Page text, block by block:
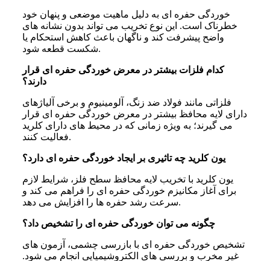
خوردگی حفره ای به دلیل ماهیت موضعی و پنهان خود
خطرناک است. این نوع تخریب می تواند بدون نشانه های
واضح پیشرفت کند و ناگهان باعث کاهش استحکام یا
شکست قطعه شود.
کدام فلزات بیشتر در معرض خوردگی حفره ای قرار
دارند؟
فلزاتی مانند فولاد ضد زنگ، آلومینیوم و برخی آلیاژهای
دارای لایه محافظ بیشتر در معرض خوردگی حفره ای قرار
می گیرند؛ به ویژه زمانی که در محیط های دارای کلرید
فعالیت کنند.
یون کلرید چه تاثیری بر ایجاد خوردگی حفره ای دارد؟
یون کلرید با تخریب لایه محافظ سطح فلز، شرایط لازم
برای آغاز مکانیزم خوردگی حفره ای را فراهم می کند و
سرعت رشد حفره ها را افزایش می دهد.
چگونه می توان خوردگی حفره ای را تشخیص داد؟
تشخیص خوردگی حفره ای با بازرسی چشمی، آزمون های
غیر مخرب و بررسی های الکتروشیمیایی انجام می شود.